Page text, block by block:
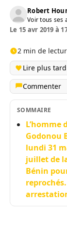
Robert
Voir tous ses
Le 15 avr 2019 à
2 min de
Lire plus tard
Commenter
SOMMAIRE
L’homme
Godonou
lundi 31
juillet de
Bénin